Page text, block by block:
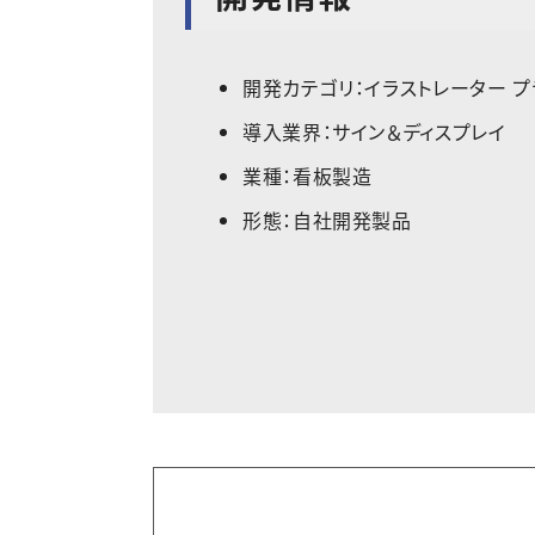
開発カテゴリ：イラストレーター
導入業界：サイン＆ディスプレイ
業種：看板製造
形態：自社開発製品